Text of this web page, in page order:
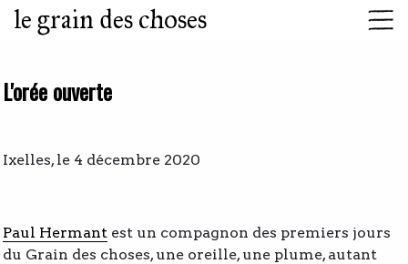
le grain des choses
L'orée ouverte
Ixelles, le 4 décembre 2020
Paul Hermant est un compagnon des premiers jours
du Grain des choses, une oreille, une plume, autant